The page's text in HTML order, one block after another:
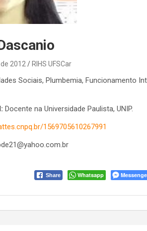
2012 RIHS UFSCar
Sociais, Plumbemia, Funcionamento
Docente na Universidade Paulista, UNIP.
1569705610267991
Share Whatsapp